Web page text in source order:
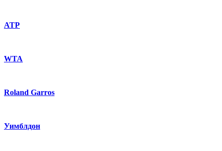
ATP
WTA
Roland Garros
Уимблдон